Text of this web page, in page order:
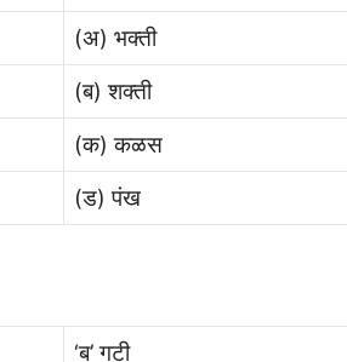
(अ) भक्ती
(ब) शक्ती
(क) कळस
(ड) पंख
‘ब’ गटी